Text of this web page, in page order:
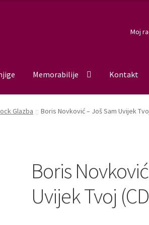
Moj
Memorabilije Kontakt
Glazba Boris Novković – Još Sam Uvijek
Boris
Uvijek Tvoj